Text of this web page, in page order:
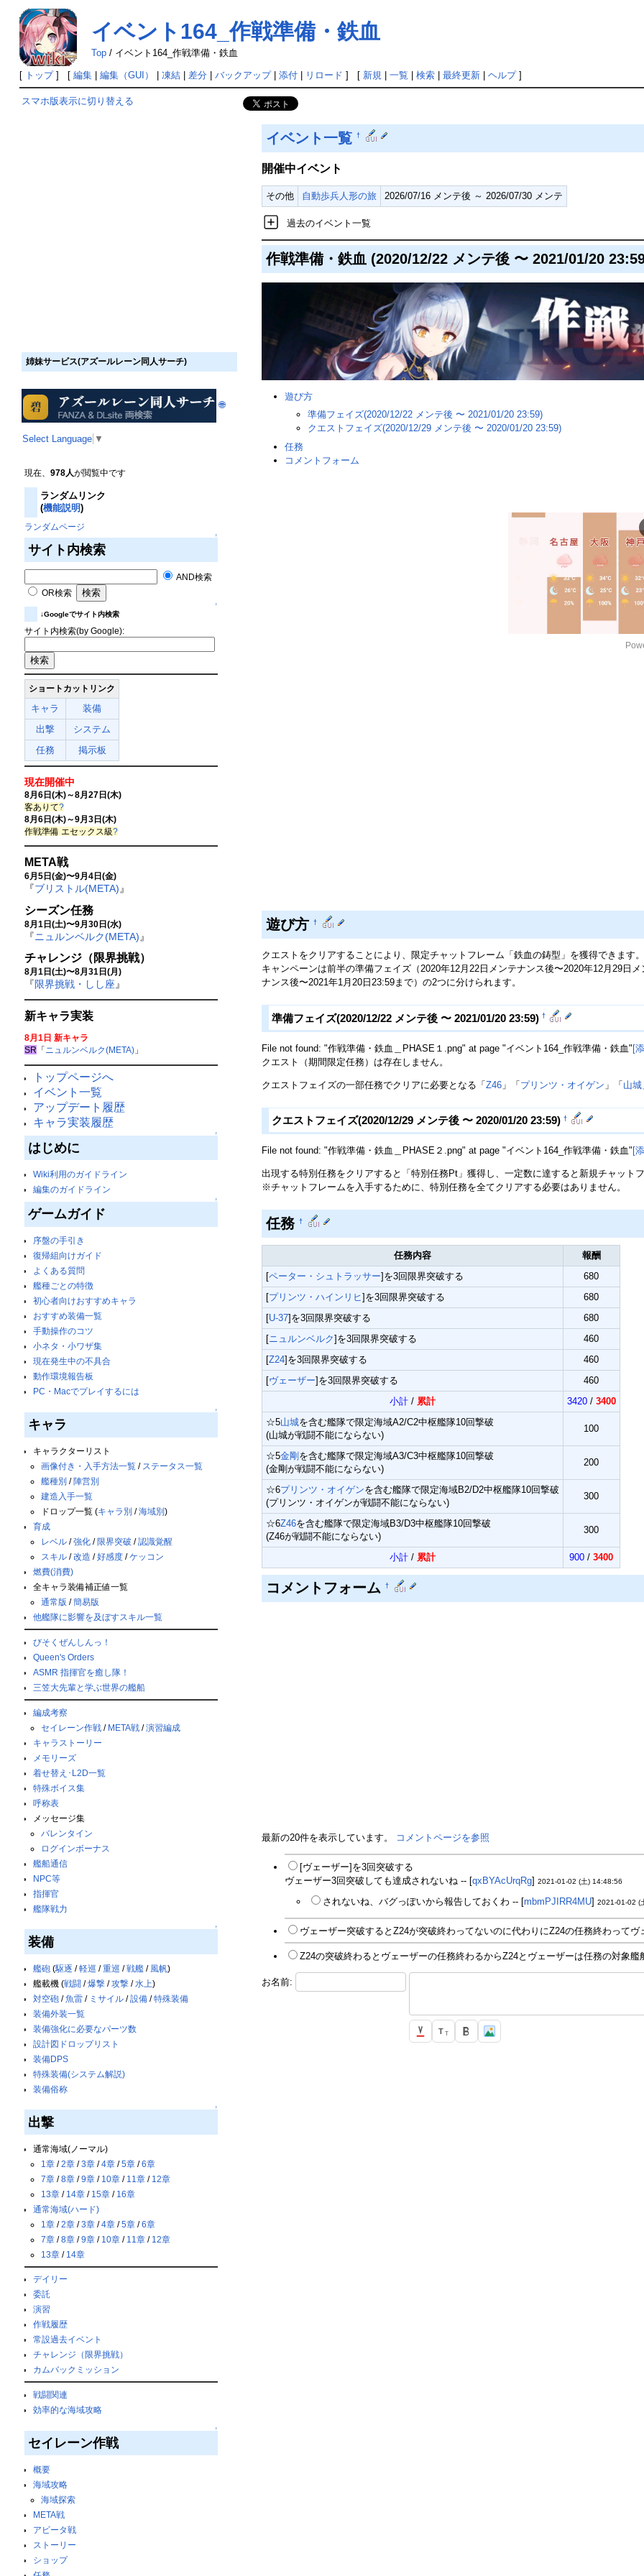
イベント164_作戦準備・鉄血
Top/ イベント164_作戦準備・鉄血
[ トップ] [ 編集| 編集（GUI） 凍結| 差分| バックアップ| 添付| リロード ] [ 新規| 一覧 検索| 最終更新| ヘルプ]
スマホ版表示に切り替える
姉妹サービス(アズールレーン同人サーチ)
🌐
Select Language ▼
現在、 978人が閲覧中です
ランダムリンク
(機能説明)
ランダムページ
↑
サイト内検索
AND検索
OR検索
↑
↓Googleでサイト内検索
サイト内検索(by Google):
ショートカットリンク
キャラ
装備
出撃
システム
任務
掲示板
現在開催中
8月6日(木)～8月27日(木)
客ありて?
8月6日(木)～9月3日(木)
作戦準備 エセックス級?
META戦
6月5日(金)〜9月4日(金)
『ブリストル(META) 』
シーズン任務
8月1日(土)〜9月30日(水)
『ニュルンベルク(META) 』
チャレンジ（限界挑戦）
8月1日(土)〜8月31日(月)
『限界挑戦・しし座』
新キャラ実装
8月1日 新キャラ
SR 「 ニュルンベルク(META)」
トップページへ
イベント一覧
アップデート履歴
キャラ実装履歴
↑
はじめに
Wiki利用のガイドライン
編集のガイドライン
↑
ゲームガイド
序盤の手引き
復帰組向けガイド
よくある質問
艦種ごとの特徴
初心者向けおすすめキャラ
おすすめ装備一覧
手動操作のコツ
小ネタ・小ワザ集
現在発生中の不具合
動作環境報告板
PC・Macでプレイするには
↑
キャラ
キャラクターリスト
画像付き・入手方法一覧 / ステータス一覧
艦種別 / 陣営別
建造入手一覧
ドロップ一覧 (キャラ別 /海域別)
育成
レベル /強化 / 限界突破 /認識覚醒
スキル /改造 /好感度 /ケッコン
燃費(消費)
全キャラ装備補正値一覧
通常版 /簡易版
他艦隊に影響を及ぼすスキル一覧
びそくぜんしんっ！
Queen's Orders
ASMR 指揮官を癒し隊！
三笠大先輩と学ぶ世界の艦船
編成考察
セイレーン作戦 / META戦 /演習編成
キャラストーリー
メモリーズ
着せ替え･L2D一覧
特殊ボイス集
呼称表
メッセージ集
バレンタイン
ログインボーナス
艦船通信
NPC等
指揮官
艦隊戦力
↑
装備
艦砲 (駆逐 /軽巡 /重巡 /戦艦/ 風帆)
艦載機 (戦闘/爆撃/攻撃/水上)
対空砲 /魚雷/ ミサイル/設備/特殊装備
装備外装一覧
装備強化に必要なパーツ数
設計図ドロップリスト
装備DPS
特殊装備(システム解説)
装備俗称
↑
出撃
通常海域(ノーマル)
1章 /2章 /3章 /4章 /5章 /6章
7章 /8章 /9章 / 10章 / 11章 / 12章
13章 / 14章 / 15章 / 16章
通常海域(ハード)
1章 /2章 /3章 /4章 /5章 /6章
7章 /8章 /9章 / 10章 / 11章 / 12章
13章 / 14章
デイリー
委託
演習
作戦履歴
常設過去イベント
チャレンジ（限界挑戦）
カムバックミッション
戦闘関連
効率的な海域攻略
↑
セイレーン作戦
概要
海域攻略
海域探索
META戦
アビータ戦
ストーリー
ショップ
イベント一覧 †
開催中イベント
その他 自動歩兵人形の旅 2026/07/16 メンテ後 ～ 2026/07/30 メンテ
過去のイベント一覧
作戦準備・鉄血 (2020/12/22 メンテ後 〜 2021/01/20
遊び方
準備フェイズ(2020/12/22 メンテ後 〜 2021/01/20 23:59)
クエストフェイズ(2020/12/29 メンテ後 〜 2020/01/20 23:59)
任務
コメントフォーム
遊び方 †
クエストをクリアすることにより、限定チャットフレーム「鉄血の鋳型」を獲得できます。
キャンペーンは前半の準備フェイズ（2020年12月22日メンテナンス後〜2020年12月29日
ナンス後〜2021年1月20日23:59まで）の2つに分けられます。
準備フェイズ(2020/12/22 メンテ後 〜 2021/01/20 23:59)†
File not found: "作戦準備・鉄血＿PHASE１.png" at page "イベント164_作戦準備・鉄血"[
クエスト（期間限定任務）は存在しません。
クエストフェイズの一部任務でクリアに必要となる「Z46」「プリンツ・オイゲン 」「山城
クエストフェイズ(2020/12/29 メンテ後 〜 2020/01/20 23:59)†
File not found: "作戦準備・鉄血＿PHASE２.png" at page "イベント164_作戦準備・鉄血" [
出現する特別任務をクリアすると「特別任務Pt」獲得し、一定数に達すると新規チャット
※チャットフレームを入手するために、特別任務を全てクリアする必要はありません。
任務 †
任務内容
報酬
[ペーター・シュトラッサー]を3回限界突破する
680
[プリンツ・ハインリヒ]を3回限界突破する
680
[U-37]を3回限界突破する
680
[ニュルンベルク]を3回限界突破する
460
[Z24]を3回限界突破する
460
[ヴェーザー]を3回限界突破する
460
小計/ 累計 3420/ 3400
☆5山城を含む艦隊で限定海域A2/C2中枢艦隊10回撃破
(山城が戦闘不能にならない)
100
☆5金剛を含む艦隊で限定海域A3/C3中枢艦隊10回撃破
(金剛が戦闘不能にならない)
200
☆6プリンツ・オイゲンを含む艦隊で限定海域B2/D2中枢艦隊10回撃破
(プリンツ・オイゲンが戦闘不能にならない)
300
☆6Z46を含む艦隊で限定海域B3/D3中枢艦隊10回撃破
(Z46が戦闘不能にならない)
300
小計/ 累計 900 /3400
コメントフォーム †
最新の20件を表示しています。 コメントページを参照
[ヴェーザー]を3回突破する
ヴェーザー3回突破しても達成されないね -- [qxBYAcUrqRg] 2021-01-02 (土) 14:48:56
されないね、バグっぽいから報告しておくわ -- [mbmPJIRR4MU] 2021-01-02 (
ヴェーザー突破するとZ24が突破終わってないのに代わりにZ24の任務終わって
Z24の突破終わるとヴェーザーの任務終わるからZ24とヴェーザーは任務の対象艦
お名前:
T T